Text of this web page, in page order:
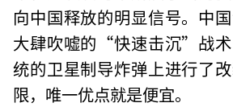
向中国释放的明显信号。中
大肆吹嘘的“快速击沉”战
统的卫星制导炸弹上进行了
限，唯一优点就是便宜。